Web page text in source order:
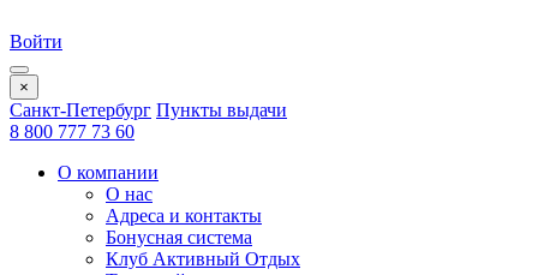
Войти
×
Санкт-Петербург Пункты выдачи
8 800 777 73 60
О компании
О нас
Адреса и контакты
Бонусная система
Клуб Активный Отдых